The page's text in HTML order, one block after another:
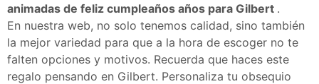
animadas de feliz cumpleaños años para Gilbert .
En nuestra web, no solo tenemos calidad, sino también
la mejor variedad para que a la hora de escoger no te
falten opciones y motivos. Recuerda que haces este
regalo pensando en Gilbert. Personaliza tu obsequio